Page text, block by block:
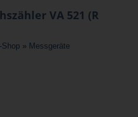
VA 521 (R
Shop » Messgeräte